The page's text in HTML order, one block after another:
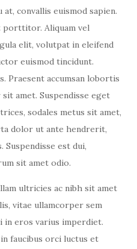
convallis euismod sapien.
porttitor. Aliquam vel
elit, volutpat in eleifend
euismod tincidunt.
Praesent accumsan lobortis
amet. Suspendisse eget
sodales metus sit amet,
dolor ut ante hendrerit,
est dui,
sit amet odio.
ultricies ac nibh sit amet
vitae ullamcorper sem
in eros varius imperdiet.
faucibus orci luctus et